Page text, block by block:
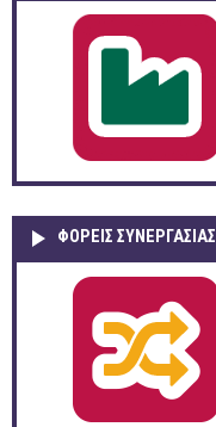
ΦΟΡΕΙΣ ΣΥΝΕΡΓΑΣΙΑΣ